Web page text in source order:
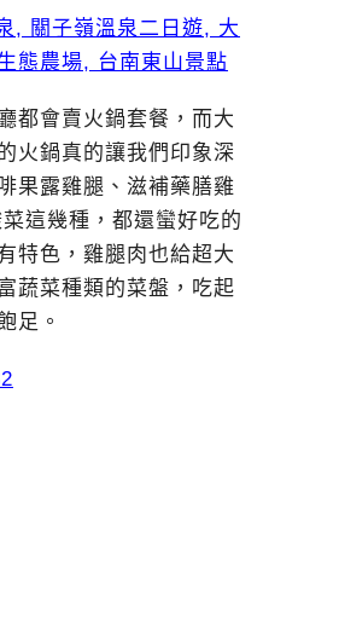
都會賣火鍋套餐，而大
火鍋真的讓我們印象深
果露雞腿、滋補藥膳雞
這幾種，都還蠻好吃的
特色，雞腿肉也給超大
蔬菜種類的菜盤，吃起
足。